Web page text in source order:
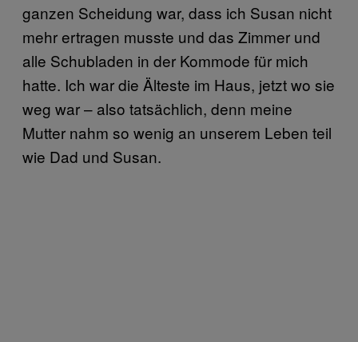
ganzen Scheidung war, dass ich Susan nicht
mehr ertragen musste und das Zimmer und
alle Schubladen in der Kommode für mich
hatte. Ich war die Älteste im Haus, jetzt wo sie
weg war – also tatsächlich, denn meine
Mutter nahm so wenig an unserem Leben teil
wie Dad und Susan.